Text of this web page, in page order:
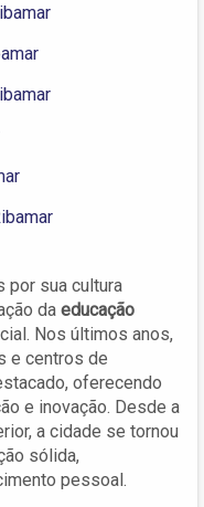
por sua cultura
da educação
Nos últimos anos,
e centros de
oferecendo
e inovação. Desde a
a cidade se tornou
sólida,
pessoal.